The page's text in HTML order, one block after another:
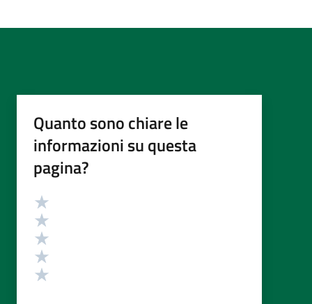
Quanto sono chiare le
informazioni su questa
pagina?
Valutazione